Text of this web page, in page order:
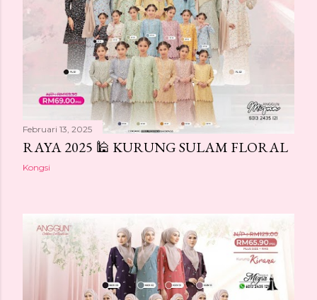
Februari 13, 2025
RAYA 2025 🕌 KURUNG SULAM FLORAL
Kongsi